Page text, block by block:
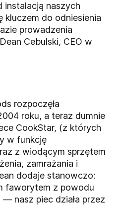
instalacją naszych
kluczem do odniesienia
prowadzenia
Cebulski, CEO w
rozpoczęła
roku, a teraz dumnie
CookStar, (z których
w funkcję
z wiodącym sprzętem
zamrażania i
dodaje stanowczo:
faworytem z powodu
nasz piec działa przez